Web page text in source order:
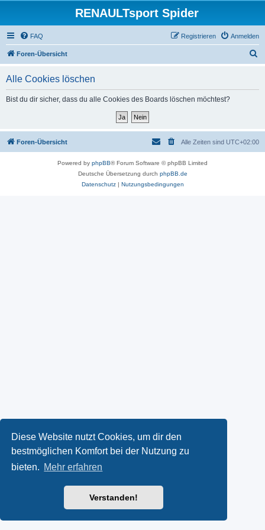
Diese Website nutzt Cookies, um dir den
bestmöglichen Komfort bei der Nutzung zu
bieten. Mehr erfahren
Verstanden!
RENAULTsport Spider
FAQ Anmelden
Registrieren
Foren-Übersicht
Alle Cookies löschen
Bist du dir sicher, dass du alle Cookies des Boards löschen möchtest?
Foren-Übersicht Alle Zeiten sind UTC+02:00
Powered by phpBB® Forum Software © phpBB Limited
Deutsche Übersetzung durch phpBB.de
Datenschutz| Nutzungsbedingungen